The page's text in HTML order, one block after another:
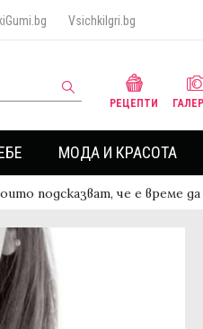
VsichkiIgri.bg
РЕЦЕПТИ
МОДА И КРАСОТА
подсказват, че е време